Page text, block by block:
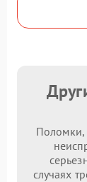
Поломки,
случаях